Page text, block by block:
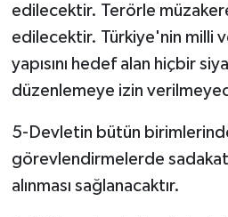
edilecektir. Terörle
edilecektir. Türkiye'nin milli
yapısını hedef alan hiçbir
düzenlemeye izin
5-Devletin bütün
görevlendirmelerde
alınması sağlanacaktır.